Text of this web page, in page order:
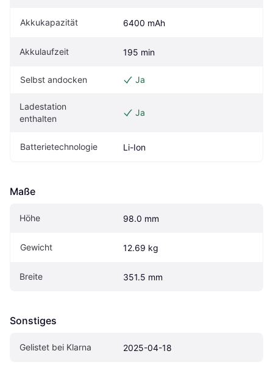
Akkukapazität 6400 mAh
Akkulaufzeit 195 min
Selbst andocken Ja
Ladestation
enthalten
Ja
Batterietechnologie Li-Ion
Maße
Höhe 98.0 mm
Gewicht 12.69 kg
Breite 351.5 mm
Sonstiges
Gelistet bei Klarna 2025-04-18